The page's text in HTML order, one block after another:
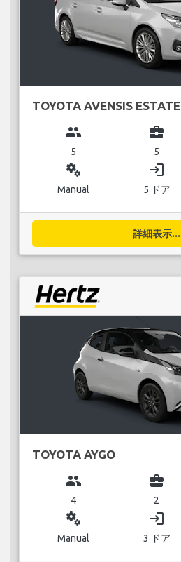
TOYOTA AVENSIS ESTATE
group
5
business_center
5
miscellaneous_services
Manual
login
5 ドア
詳細表示...
TOYOTA AYGO
group
4
business_center
2
miscellaneous_services
Manual
login
3 ドア